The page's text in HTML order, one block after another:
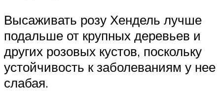
Высаживать розу Хендель лучше
подальше от крупных деревьев и
других розовых кустов, поскольку
устойчивость к заболеваниям у нее
слабая.